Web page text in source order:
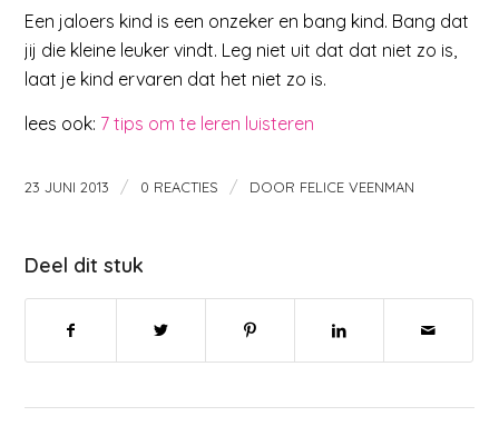
Een jaloers kind is een onzeker en bang kind. Bang dat
jij die kleine leuker vindt. Leg niet uit dat dat niet zo is,
laat je kind ervaren dat het niet zo is.
lees ook: 7 tips om te leren luisteren
23 JUNI 2013 / 0 REACTIES / DOOR FELICE VEENMAN
Deel dit stuk